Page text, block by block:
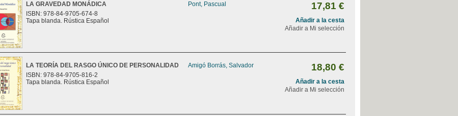
LA GRAVEDAD MONÁDICA
ISBN: 978-84-9705-674-8
Tapa blanda. Rústica Español
Pont, Pascual 17,81 €
Añadir a la cesta
Añadir a Mi selección
LA TEORÍA DEL RASGO ÚNICO DE PERSONALIDAD
ISBN: 978-84-9705-816-2
Tapa blanda. Rústica Español
Amigó Borrás, Salvador 18,80 €
Añadir a la cesta
Añadir a Mi selección